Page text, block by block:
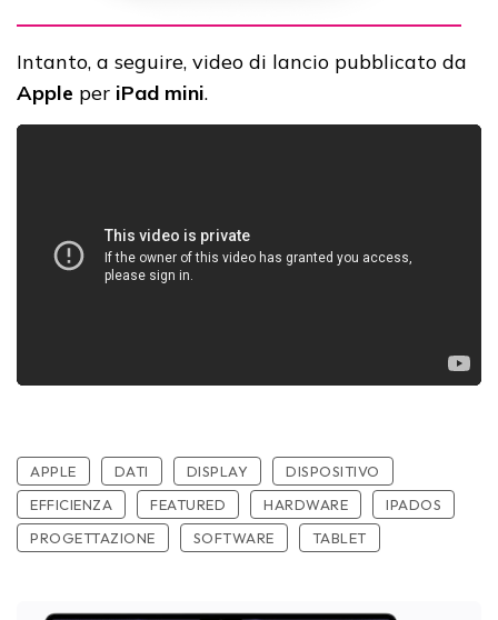
Intanto, a seguire, video di lancio pubblicato da
Apple per iPad mini.
APPLE DATI DISPLAY
DISPOSITIVO
EFFICIENZA
FEATURED HARDWARE
IPADOS
PROGETTAZIONE
SOFTWARE TABLET